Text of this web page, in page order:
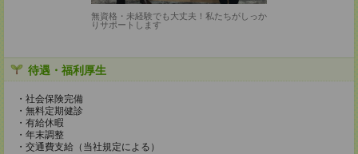
無資格・未経験でも大丈夫！私たちがしっか
りサポートします
待遇・福利厚生
・社会保険完備
・無料定期健診
・有給休暇
・年末調整
・交通費支給（当社規定による）